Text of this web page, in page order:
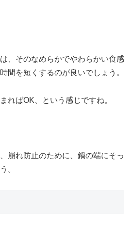
、そのなめらかでやわらかい食感
間を短くするのが良いでしょう。
ればOK、という感じですね。
崩れ防止のために、鍋の端にそっ
。